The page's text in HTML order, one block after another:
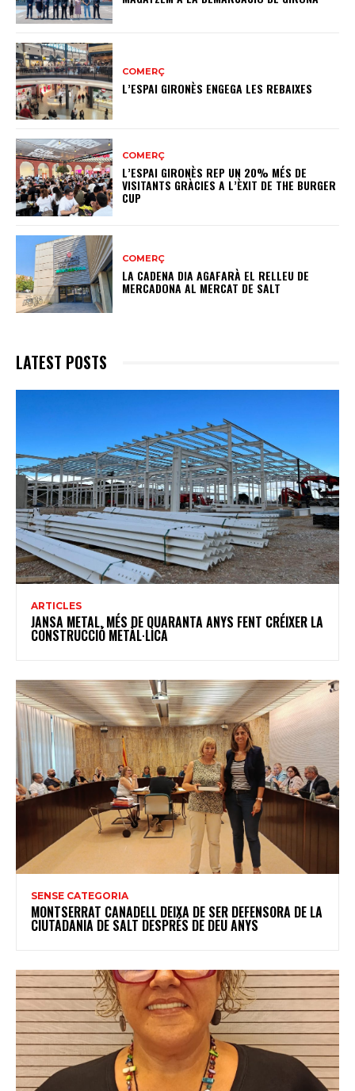
COMERÇ
L’ESPAI GIRONÈS ENGEGA LES REBAIXES
COMERÇ
L’ESPAI GIRONÈS REP UN 20% MÉS DE
VISITANTS GRÀCIES A L’ÈXIT DE THE BURGER
CUP
COMERÇ
LA CADENA DIA AGAFARÀ EL RELLEU DE
MERCADONA AL MERCAT DE SALT
LATEST POSTS
ARTICLES
JANSA METAL, MÉS DE QUARANTA ANYS FENT CRÉIXER LA
CONSTRUCCIÓ METÀL·LICA
SENSE CATEGORIA
MONTSERRAT CANADELL DEIXA DE SER DEFENSORA DE LA
CIUTADANIA DE SALT DESPRÉS DE DEU ANYS